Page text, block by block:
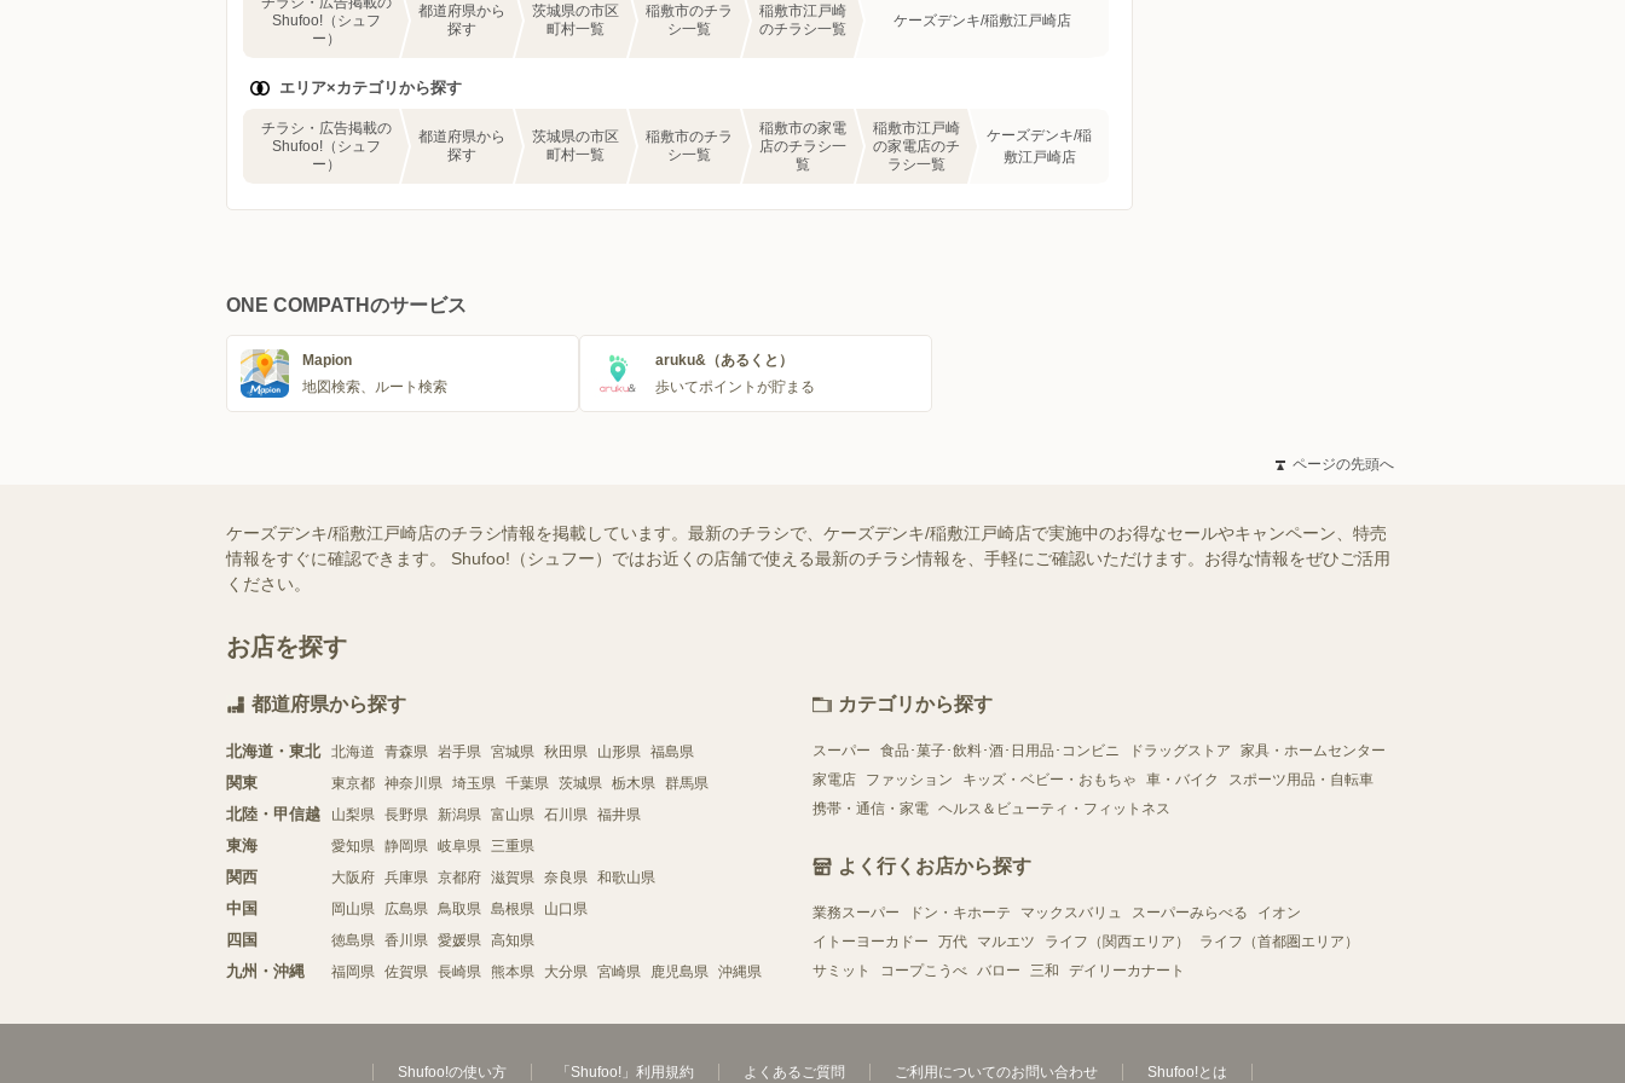
Shufoo!（シュフ
ー）
都道府県から
探す
茨城県の市区
町村一覧
稲敷市のチラ
シ一覧
稲敷市江戸崎
のチラシ一覧
ケーズデンキ/稲敷江戸崎店
エリア×カテゴリから探す
チラシ・広告掲載の
Shufoo!（シュフ
ー）
都道府県から
探す
茨城県の市区
町村一覧
稲敷市のチラ
シ一覧
稲敷市の家電
店のチラシ一
覧
稲敷市江戸崎
の家電店のチ
ラシ一覧
ケーズデンキ/稲
敷江戸崎店
ONE COMPATHのサービス
Mapion
地図検索、ルート検索
aruku&（あるくと）
歩いてポイントが貯まる
ページの先頭へ
ケーズデンキ/稲敷江戸崎店のチラシ情報を掲載しています。最新のチラシで、ケーズデンキ/稲敷江戸崎店で実施中のお得なセールやキャンペーン、特売
情報をすぐに確認できます。 Shufoo!（シュフー）ではお近くの店舗で使える最新のチラシ情報を、手軽にご確認いただけます。お得な情報をぜひご活用
ください。
お店を探す
都道府県から探す
北海道・東北 北海道 青森県 岩手県 宮城県 秋田県 山形県 福島県
関東 東京都 神奈川県 埼玉県 千葉県 茨城県 栃木県 群馬県
北陸・甲信越 山梨県 長野県 新潟県 富山県 石川県 福井県
東海 愛知県 静岡県 岐阜県 三重県
関西 大阪府 兵庫県 京都府 滋賀県 奈良県 和歌山県
中国 岡山県 広島県 鳥取県 島根県 山口県
四国 徳島県 香川県 愛媛県 高知県
九州・沖縄 福岡県 佐賀県 長崎県 熊本県 大分県 宮崎県 鹿児島県 沖縄県
カテゴリから探す
スーパー 食品･菓子･飲料･酒･日用品･コンビニ ドラッグストア
家具・ホームセンター
家電店
ファッション キッズ・ベビー・おもちゃ 車・バイク
スポーツ用品・自転車
携帯・通信・家電 ヘルス＆ビューティ・フィットネス
よく行くお店から探す
業務スーパー ドン・キホーテ マックスバリュ スーパーみらべる
イオン
イトーヨーカドー
万代 マルエツ ライフ（関西エリア）
ライフ（首都圏エリア）
サミット
コープこうべ バロー 三和 デイリーカナート
Shufoo!の使い方 「Shufoo!」利用規約 よくあるご質問 ご利用についてのお問い合わせ Shufoo!とは